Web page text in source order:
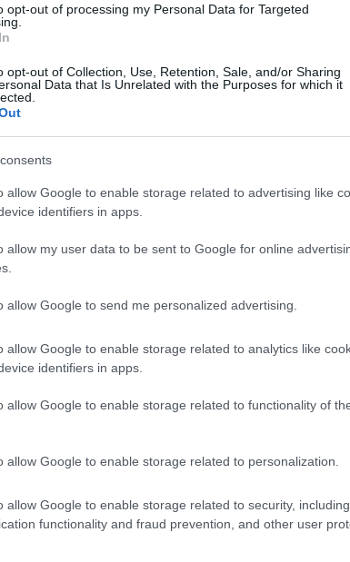
opt-out of processing my Personal Data for Targeted
opt-out of Collection, Use, Retention, Sale, and/or Sharing
Data that Is Unrelated with the Purposes for which it
allow Google to enable storage related to advertising like
identifiers in apps.
allow my user data to be sent to Google for online
allow Google to send me personalized advertising.
allow Google to enable storage related to analytics like
identifiers in apps.
allow Google to enable storage related to functionality of
allow Google to enable storage related to personalization.
allow Google to enable storage related to security, including
functionality and fraud prevention, and other user
υδροφόρες και μηχανήματα
του Γενικού Επιτελείου Εθνικής
ασθενοφόρα-οχήματα και δύο
αναπτυχθεί στην περιοχή, αλλά προς
δεν έχει απαιτηθεί η